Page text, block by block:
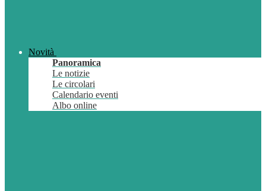
Novità
Panoramica
Le notizie
Le circolari
Calendario eventi
Albo online